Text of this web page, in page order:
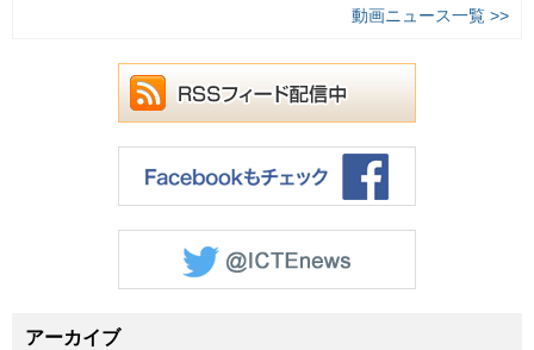
動画ニュース一覧 >>
アーカイブ